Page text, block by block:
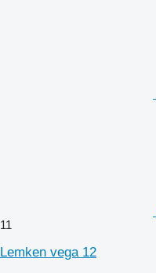
11
Lemken vega 12